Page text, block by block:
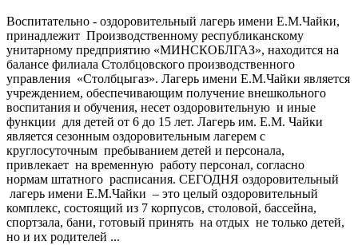
Воспитательно - оздоровительный лагерь имени Е.М.Чайки,
принадлежит Производственному республиканскому
унитарному предприятию «МИНСКОБЛГАЗ», находится на
балансе филиала Столбцовского производственного
управления «Столбцыгаз». Лагерь имени Е.М.Чайки является
учреждением, обеспечивающим получение внешкольного
воспитания и обучения, несет оздоровительную и иные
функции для детей от 6 до 15 лет. Лагерь им. Е.М. Чайки
является сезонным оздоровительным лагерем с
круглосуточным пребыванием детей и персонала,
привлекает на временную работу персонал, согласно
нормам штатного расписания. СЕГОДНЯ оздоровительный
лагерь имени Е.М.Чайки – это целый оздоровительный
комплекс, состоящий из 7 корпусов, столовой, бассейна,
спортзала, бани, готовый принять на отдых не только детей,
но и их родителей ...